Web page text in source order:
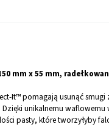
mm x 55 mm,
It™ pomagają usunąć
unikalnemu
pasty, które tworzyłyby